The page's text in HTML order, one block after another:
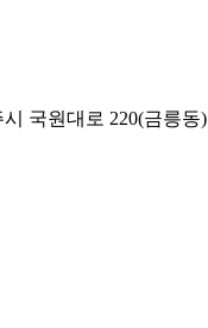
국원대로 220(금릉동)